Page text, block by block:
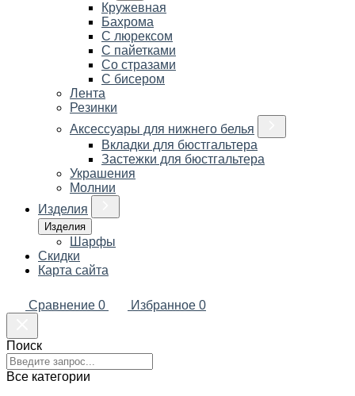
Кружевная
Бахрома
С люрексом
С пайетками
Со стразами
С бисером
Лента
Резинки
Аксессуары для нижнего белья
Вкладки для бюстгальтера
Застежки для бюстгальтера
Украшения
Молнии
Изделия
Изделия
Шарфы
Скидки
Карта сайта
Сравнение 0 Избранное 0
Поиск
Все категории